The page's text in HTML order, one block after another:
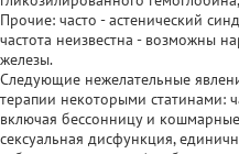
Прочие: часто - астенический
частота неизвестна - возможны
железы.
Следующие нежелательные
терапии некоторыми статинами:
включая бессонницу и
сексуальная дисфункция,